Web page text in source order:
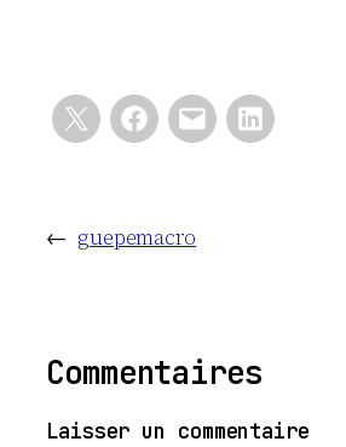
← guepemacro
Commentaires
Laisser un commentaire